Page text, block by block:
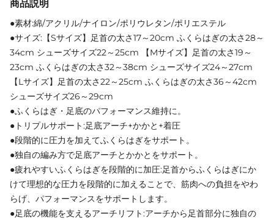
商品説明
●素材:綿/アクリル/ナイロン/ポリウレタン/ポリエステル
●サイズ:【Sサイズ】足首の太さ17～20cm ふくらはぎの太さ28～
34cm シューズサイズ22～25cm 【Mサイズ】足首の太さ19～
23cm ふくらはぎの太さ32～38cm シューズサイズ24～27cm
【Lサイズ】足首の太さ22～25cm ふくらはぎの太さ36～42cm
シューズサイズ26～29cm
●ふくらはぎ・足底のパフォーマンス維持に。
●トリプルサポート:足底アーチ+かかと+着圧
●段階的に圧力を加えてふくらはぎをサポート。
●独自の編み方で足底アーチとかかとをサポート。
●疲れやすいふくらはぎを段階的に加圧:足首からふくらはぎにか
けて理想的な圧力を段階的に加えることで、筋肉への負担をやわ
らげ、パフォーマンスをサポートします。
●足底の機能を支えるアーチリフト:アーチから足首部分に独自の